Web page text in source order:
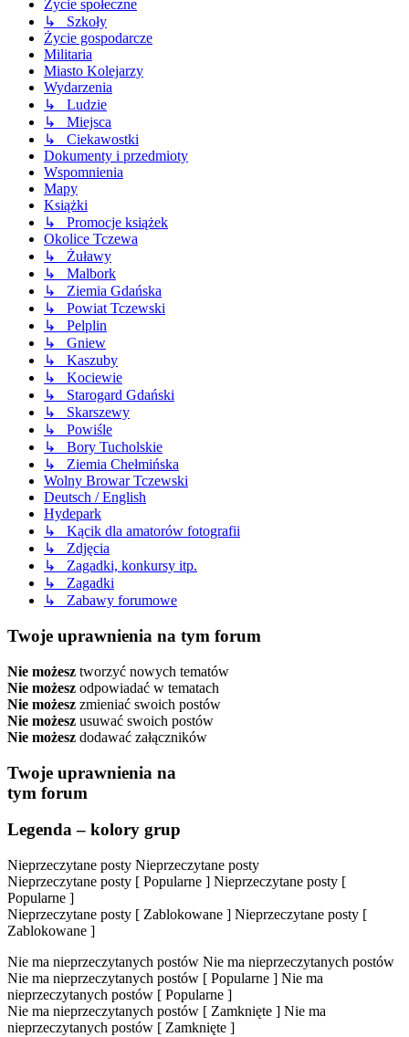
Życie społeczne
↳ Szkoły
Życie gospodarcze
Militaria
Miasto Kolejarzy
Wydarzenia
↳ Ludzie
↳ Miejsca
↳ Ciekawostki
Dokumenty i przedmioty
Wspomnienia
Mapy
Książki
↳ Promocje książek
Okolice Tczewa
↳ Żuławy
↳ Malbork
↳ Ziemia Gdańska
↳ Powiat Tczewski
↳ Pelplin
↳ Gniew
↳ Kaszuby
↳ Kociewie
↳ Starogard Gdański
↳ Skarszewy
↳ Powiśle
↳ Bory Tucholskie
↳ Ziemia Chełmińska
Wolny Browar Tczewski
Deutsch / English
Hydepark
↳ Kącik dla amatorów fotografii
↳ Zdjęcia
↳ Zagadki, konkursy itp.
↳ Zagadki
↳ Zabawy forumowe
Twoje uprawnienia na tym forum
Nie możesz tworzyć nowych tematów
Nie możesz odpowiadać w tematach
Nie możesz zmieniać swoich postów
Nie możesz usuwać swoich postów
Nie możesz dodawać załączników
Twoje uprawnienia na
tym forum
Legenda – kolory grup
Nieprzeczytane posty Nieprzeczytane posty
Nieprzeczytane posty [ Popularne ] Nieprzeczytane posty [
Popularne ]
Nieprzeczytane posty [ Zablokowane ] Nieprzeczytane posty [
Zablokowane ]
Nie ma nieprzeczytanych postów Nie ma nieprzeczytanych postów
Nie ma nieprzeczytanych postów [ Popularne ] Nie ma
nieprzeczytanych postów [ Popularne ]
Nie ma nieprzeczytanych postów [ Zamknięte ] Nie ma
nieprzeczytanych postów [ Zamknięte ]